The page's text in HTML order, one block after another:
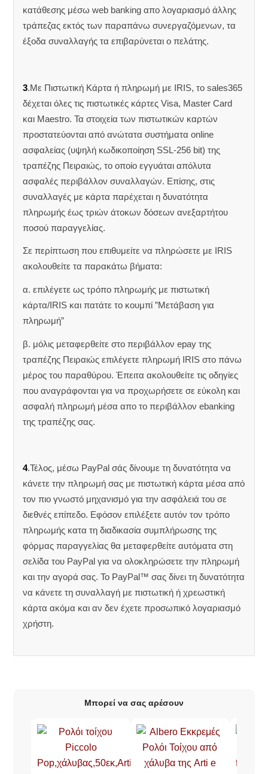
κατάθεσης μέσω web banking απο λογαριασμό άλλης
τράπεζας εκτός των παραπάνω συνεργαζόμενων, τα
έξοδα συναλλαγής τα επιβαρύνεται ο πελάτης.
3.Με Πιστωτική Κάρτα ή πληρωμή με IRIS, το sales365
δέχεται όλες τις πιστωτικές κάρτες Visa, Master Card
και Maestro. Τα στοιχεία των πιστωτικών καρτών
προστατεύονται από ανώτατα συστήματα online
ασφαλείας (υψηλή κωδικοποίηση SSL-256 bit) της
τραπέζης Πειραιώς, το οποίο εγγυάται απόλυτα
ασφαλές περιβάλλον συναλλαγών. Επίσης, στις
συναλλαγές με κάρτα παρέχεται η δυνατότητα
πληρωμής έως τριών άτοκων δόσεων ανεξαρτήτου
ποσού παραγγελίας.
Σε περίπτωση που επιθυμείτε να πληρώσετε με IRIS
ακολουθείτε τα παρακάτω βήματα:
α. επιλέγετε ως τρόπο πληρωμής με πιστωτική
κάρτα/IRIS και πατάτε το κουμπί ”Μετάβαση για
πληρωμή”
β. μόλις μεταφερθείτε στο περιβάλλον epay της
τραπέζης Πειραιώς επιλέγετε πληρωμή IRIS στο πάνω
μέρος του παραθύρου. Έπειτα ακολουθείτε τις οδηγίες
που αναγράφονται για να προχωρήσετε σε εύκολη και
ασφαλή πληρωμή μέσα απο το περιβάλλον ebanking
της τραπέζης σας.
4.Τέλος, μέσω PayPal σάς δίνουμε τη δυνατότητα να
κάνετε την πληρωμή σας με πιστωτική κάρτα μέσα από
τον πιο γνωστό μηχανισμό για την ασφάλειά του σε
διεθνές επίπεδο. Εφόσον επιλέξετε αυτόν τον τρόπο
πληρωμής κατα τη διαδικασία συμπλήρωσης της
φόρμας παραγγελίας θα μεταφερθείτε αυτόματα στη
σελίδα του PayPal για να ολοκληρώσετε την πληρωμή
και την αγορά σας. Το PayPal™ σας δίνει τη δυνατότητα
να κάνετε τη συναλλαγή με πιστωτική ή χρεωστική
κάρτα ακόμα και αν δεν έχετε προσωπικό λογαριασμό
χρήστη.
Μπορεί να σας αρέσουν